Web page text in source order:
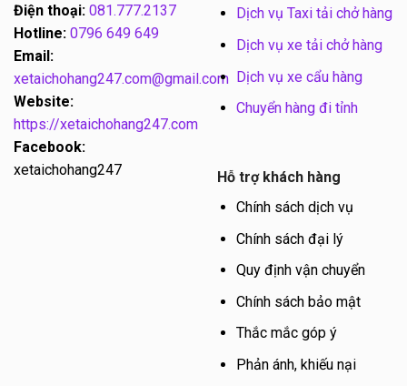
Điện thoại: 081.777.2137
Hotline: 0796 649 649
Email:
xetaichohang247.com@gmail.com
Website:
https://xetaichohang247.com
Facebook:
xetaichohang247
Dịch vụ Taxi tải chở hàng
Dịch vụ xe tải chở hàng
Dịch vụ xe cẩu hàng
Chuyển hàng đi tỉnh
Hỗ trợ khách hàng
Chính sách dịch vụ
Chính sách đại lý
Quy định vận chuyển
Chính sách bảo mật
Thắc mắc góp ý
Phản ánh, khiếu nại